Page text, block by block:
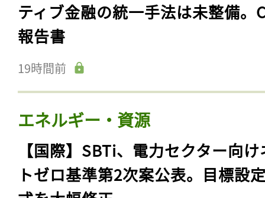
ティブ金融の統一手法は未整備。
報告書
19時間前
エネルギー・資源
【国際】SBTi、電力セクター向
トゼロ基準第2次案公表。目標設